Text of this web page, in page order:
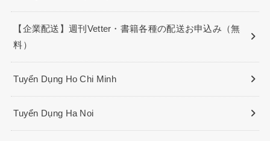
【企業配送】週刊Vetter・書籍各種の配送お申込み（無
料）
Tuyển Dụng Ho Chi Minh
Tuyển Dụng Ha Noi